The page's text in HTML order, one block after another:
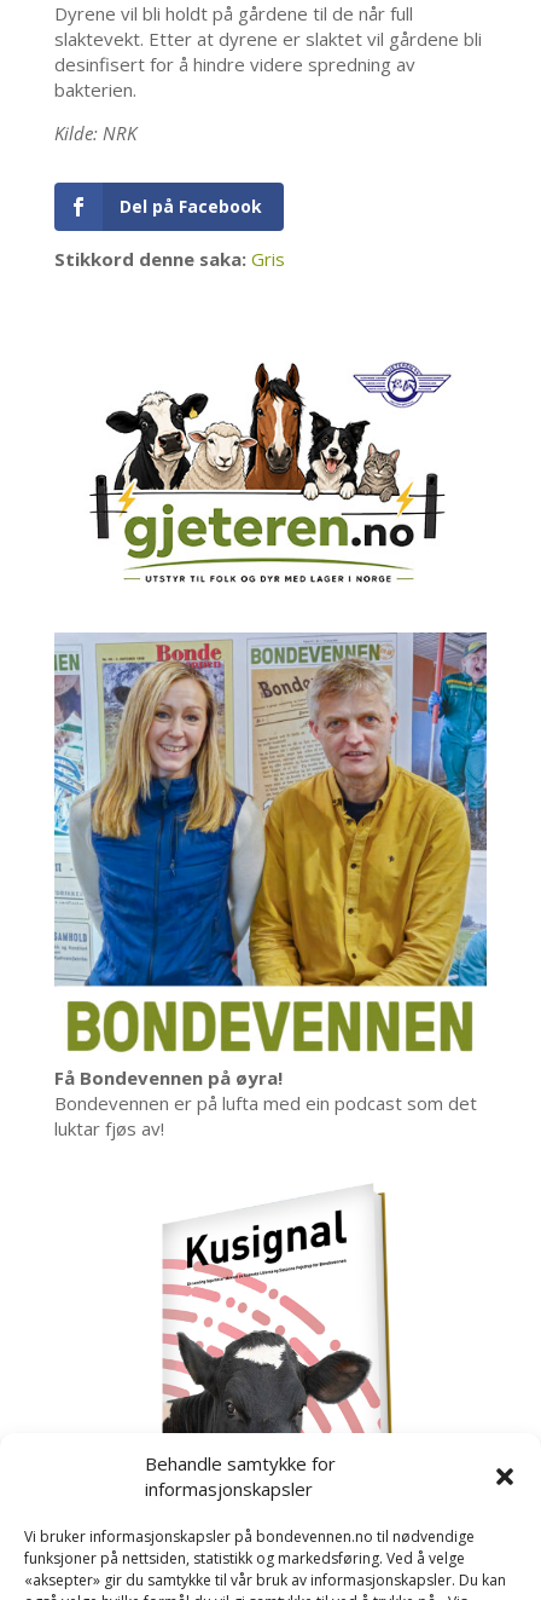
Behandle samtykke for
informasjonskapsler
Vi bruker informasjonskapsler på bondevennen.no til nødvendige
funksjoner på nettsiden, statistikk og markedsføring. Ved å velge
«aksepter» gir du samtykke til vår bruk av informasjonskapsler. Du kan
Dyrene vil bli holdt på gårdene til de når full
slaktevekt. Etter at dyrene er slaktet vil gårdene bli
desinfisert for å hindre videre spredning av
bakterien.
Kilde: NRK
Del på Facebook
Stikkord denne saka: Gris
Få Bondevennen på øyra!
Bondevennen er på lufta med ein podcast som det
luktar fjøs av!